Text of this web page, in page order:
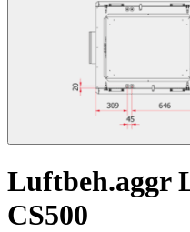
Luftbeh.aggr
CS500